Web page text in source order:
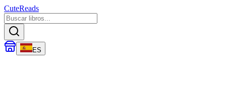
CuteReads
ES